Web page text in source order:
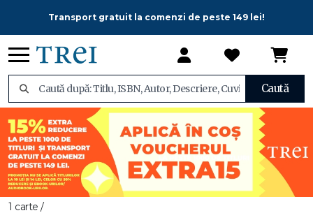
Transport gratuit la comenzi de peste 149 lei!
Caută
1 carte /